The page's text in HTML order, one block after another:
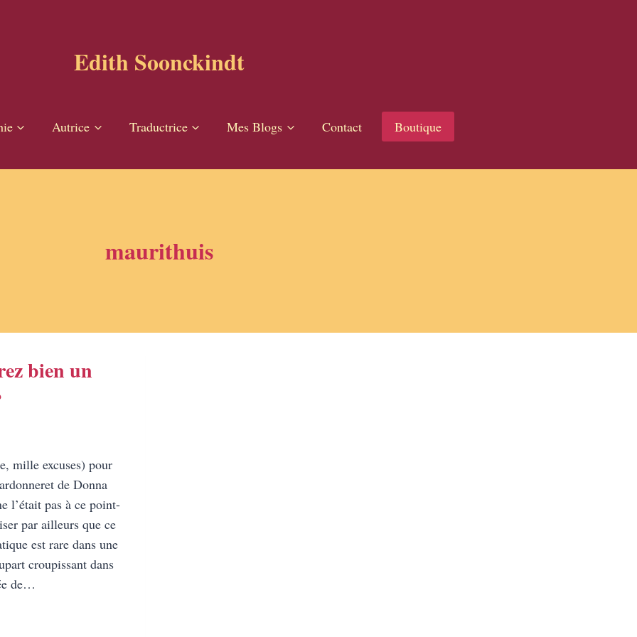
Edith Soonckindt
Autrice Traductrice Mes Blogs Contact Boutique
maurithuis
bien un
mille excuses) pour
de Donna
l’était pas à ce point-
par ailleurs que ce
est rare dans une
croupissant dans
de…